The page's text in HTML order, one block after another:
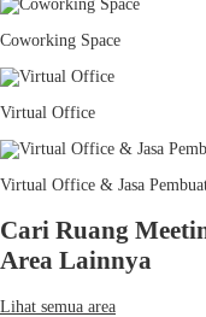
Coworking Space
Virtual Office
Virtual Office & Jasa
Cari Ruang
Area Lainnya
Lihat semua area